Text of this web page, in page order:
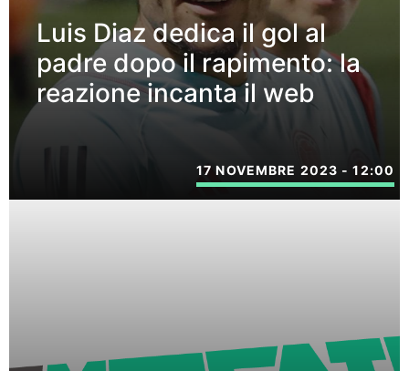
Luis Diaz dedica il gol al
padre dopo il rapimento: la
reazione incanta il web
17 NOVEMBRE 2023 - 12:00